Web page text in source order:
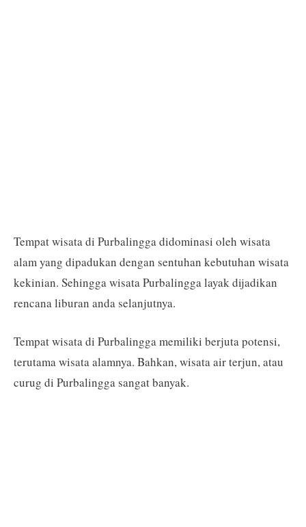
Tempat wisata di Purbalingga didominasi oleh wisata
alam yang dipadukan dengan sentuhan kebutuhan wisata
kekinian. Sehingga wisata Purbalingga layak dijadikan
rencana liburan anda selanjutnya.
Tempat wisata di Purbalingga memiliki berjuta potensi,
terutama wisata alamnya. Bahkan, wisata air terjun, atau
curug di Purbalingga sangat banyak.